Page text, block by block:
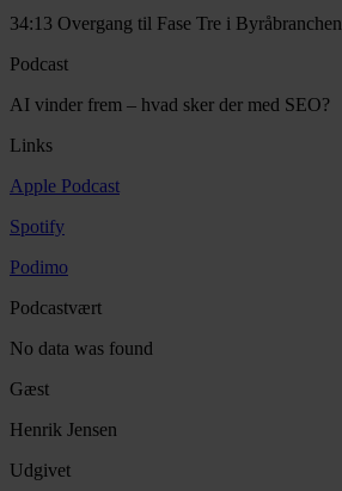
34:13 Overgang til Fase Tre i Byråbranchen
Podcast
AI vinder frem – hvad sker der med SEO?
Links
Apple Podcast
Spotify
Podimo
Podcastvært
No data was found
Gæst
Henrik Jensen
Udgivet